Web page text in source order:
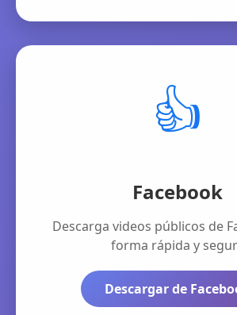
👍
Facebook
Descarga videos públicos de
forma rápida y
Descargar de